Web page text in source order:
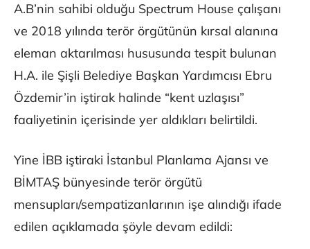
A.B’nin sahibi olduğu Spectrum House çalışanı
ve 2018 yılında terör örgütünün kırsal alanına
eleman aktarılması hususunda tespit bulunan
H.A. ile Şişli Belediye Başkan Yardımcısı Ebru
Özdemir’in iştirak halinde “kent uzlaşısı”
faaliyetinin içerisinde yer aldıkları belirtildi.
Yine İBB iştiraki İstanbul Planlama Ajansı ve
BİMTAŞ bünyesinde terör örgütü
mensupları/sempatizanlarının işe alındığı ifade
edilen açıklamada şöyle devam edildi: